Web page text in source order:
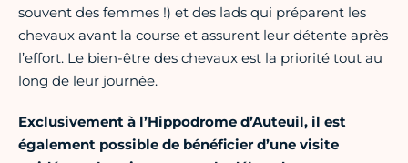
souvent des femmes !) et des lads qui préparent les
chevaux avant la course et assurent leur détente après
l’effort. Le bien-être des chevaux est la priorité tout au
long de leur journée.
Exclusivement à l’Hippodrome d’Auteuil, il est
également possible de bénéficier d’une visite